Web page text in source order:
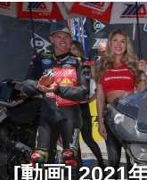
[動画] 2021